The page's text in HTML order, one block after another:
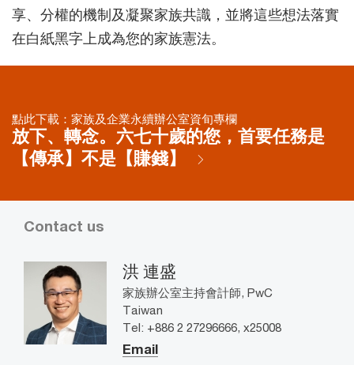
享、分權的機制及凝聚家族共識，並將這些想法落實
在白紙黑字上成為您的家族憲法。
點此下載：家族及企業永續辦公室資旬專欄
放下、轉念。六七十歲的您，首要任務是
【傳承】不是【賺錢】
Contact us
洪 連盛
家族辦公室主持會計師, PwC
Taiwan
Tel: +886 2 27296666, x25008
Email